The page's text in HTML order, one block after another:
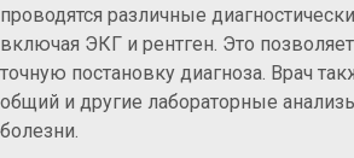
проводятся различные
включая ЭКГ и рентген. Это
точную постановку диагноза. Врач
общий и другие лабораторные
болезни.